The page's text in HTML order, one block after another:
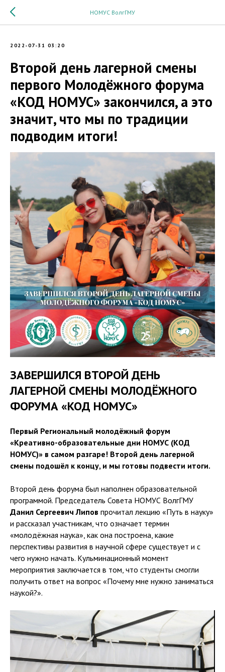
НОМУС ВолгГМУ
2022-07-31 03:20
Второй день лагерной смены
первого Молодёжного форума
«КОД НОМУС» закончился, а это
значит, что мы по традиции
подводим итоги!
ЗАВЕРШИЛСЯ ВТОРОЙ ДЕНЬ
ЛАГЕРНОЙ СМЕНЫ МОЛОДЁЖНОГО
ФОРУМА «КОД НОМУС»
Первый Региональный молодёжный форум
«Креативно-образовательные дни НОМУС (КОД
НОМУС)» в самом разгаре! Второй день лагерной
смены подошёл к концу, и мы готовы подвести итоги.
Второй день форума был наполнен образовательной
программой. Председатель Совета НОМУС ВолгГМУ
Данил Сергеевич Липов прочитал лекцию «Путь в науку»
и рассказал участникам, что означает термин
«молодёжная наука», как она построена, какие
перспективы развития в научной сфере существует и с
чего нужно начать. Кульминационный момент
мероприятия заключается в том, что студенты смогли
получить ответ на вопрос «Почему мне нужно заниматься
наукой?».